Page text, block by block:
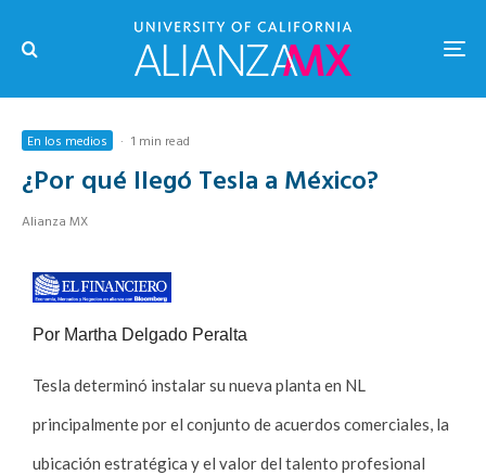
En los medios · 1 min read
¿Por qué llegó Tesla a México?
Alianza MX
Por Martha Delgado Peralta
Tesla determinó instalar su nueva planta en NL
principalmente por el conjunto de acuerdos comerciales, la
ubicación estratégica y el valor del talento profesional